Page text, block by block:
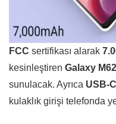
FCC sertifikası alarak
kesinleştiren Galaxy M62
sunulacak. Ayrıca USB-C
kulaklık girişi telefonda